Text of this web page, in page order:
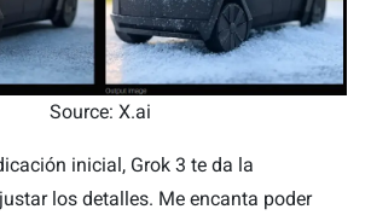
Source: X.ai
inicial, Grok 3 te da la
los detalles. Me encanta poder